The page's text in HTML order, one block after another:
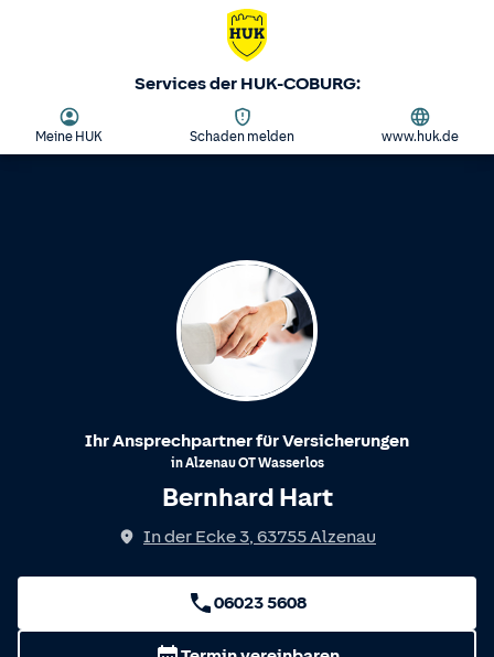
Services der HUK-COBURG:
Meine HUK Schaden melden www.huk.de
Ihr Ansprechpartner für Versicherungen
inAlzenauOTWasserlos
Bernhard Hart
In der Ecke 3, 63755Alzenau
06023 5608